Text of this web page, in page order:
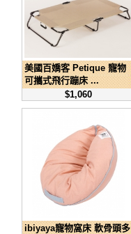
美國百嬌客 Petique 寵物
可攜式飛行蹦床 ...
$1,060
ibiyaya寵物窩床 軟骨頭多